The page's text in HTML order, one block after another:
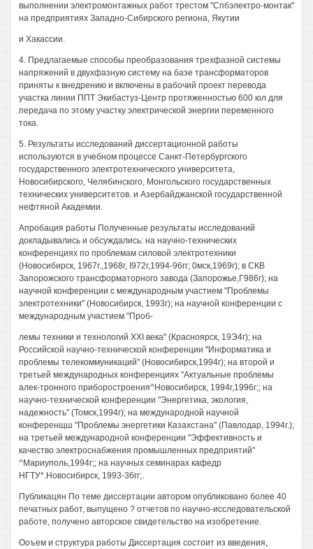
выполнении электромонтажных работ трестом "Спбэлектро-монтак"
на предприятиях Западно-Сибирского региона, Якутии
и Хакассии.
4. Предлагаемые способы преобразования трехфазной системы
напряжений в двухфазную систему на базе трансформаторов
приняты к внедрению и включены в рабочий проект перевода
участка линии ППТ Экибастуз-Центр протяженностью 600 юл для
передача по этому участку электрической энергии переменного
тока.
5. Результаты исследований диссертационной работы
используются в учебном процессе Санкт-Петербургского
государственного электротехнического университета,
Новосибирского, Челябинского, Монгольского государственных
технических университетов. и Азербайджанской государственной
нефтяной Академии.
Апробация работы Полученные результаты исследований
докладывались и обсуждались: на научно-технических
конференциях по проблемам силовой электротехники
(Новосибирск, 1967г.,1968г, I972г,1994-96гг; 0мск,1969г); в СКВ
Запорожского трансформаторного завода (Запорожье,Г986г); на
научной конференции с международным участием "Проблемы
электротехники" (Новосибирск, 1993г); на научной конференции с
международным участием "Проб-
лемы техники и технологий XXI века" (Красноярск, 19Э4г); на
Российской научно-технической конференции "Информатика и
проблемы телекоммуникаций" (Новосибирск,1994г); на второй и
третьей международных конференциях "Актуальные проблемы
алек-тронного приборостроения^Новосибирск, 1994г,1996г;; на
научно-технической конференции "Энергетика, экология,
надежность" (Томск,1994г); на международной научной
конференщш "Проблемы энергетики Казахстана" (Павлодар, 1994г.);
на третьей международной конференции "Эффективность и
качество электроснабжения промышленных предприятий"
^Мариуполь,1994г;; на научных семинарах кафедр
НГТУ*.Новосибирск, 1993-36гг;.
Публикацян По теме диссертации автором опубликовано более 40
печатных работ, выпущено ? отчетов по научно-исследовательской
работе, получено авторское свидетельство на изобретение.
Ооъем и структура работы Диссертация состоит из введения,